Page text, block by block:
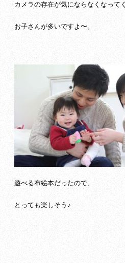
カメラの存在が気にならなくなって
お子さんが多いですよ〜。
遊べる布絵本だったので、
とっても楽しそう♪